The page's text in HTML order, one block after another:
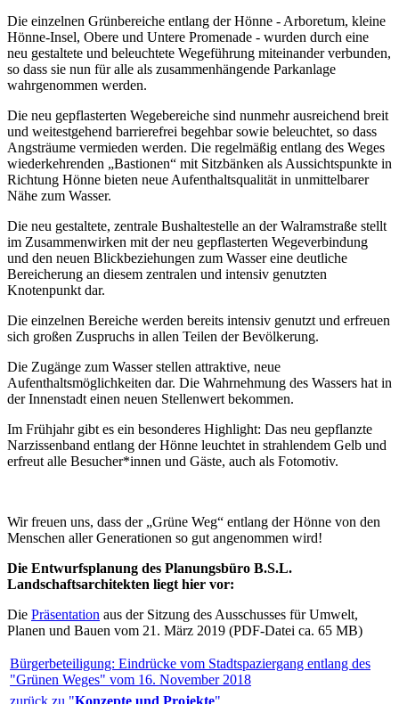
Die einzelnen Grünbereiche entlang der Hönne - Arboretum, kleine
Hönne-Insel, Obere und Untere Promenade - wurden durch eine
neu gestaltete und beleuchtete Wegeführung miteinander verbunden,
so dass sie nun für alle als zusammenhängende Parkanlage
wahrgenommen werden.
Die neu gepflasterten Wegebereiche sind nunmehr ausreichend breit
und weitestgehend barrierefrei begehbar sowie beleuchtet, so dass
Angsträume vermieden werden. Die regelmäßig entlang des Weges
wiederkehrenden „Bastionen“ mit Sitzbänken als Aussichtspunkte in
Richtung Hönne bieten neue Aufenthaltsqualität in unmittelbarer
Nähe zum Wasser.
Die neu gestaltete, zentrale Bushaltestelle an der Walramstraße stellt
im Zusammenwirken mit der neu gepflasterten Wegeverbindung
und den neuen Blickbeziehungen zum Wasser eine deutliche
Bereicherung an diesem zentralen und intensiv genutzten
Knotenpunkt dar.
Die einzelnen Bereiche werden bereits intensiv genutzt und erfreuen
sich großen Zuspruchs in allen Teilen der Bevölkerung.
Die Zugänge zum Wasser stellen attraktive, neue
Aufenthaltsmöglichkeiten dar. Die Wahrnehmung des Wassers hat in
der Innenstadt einen neuen Stellenwert bekommen.
Im Frühjahr gibt es ein besonderes Highlight: Das neu gepflanzte
Narzissenband entlang der Hönne leuchtet in strahlendem Gelb und
erfreut alle Besucher*innen und Gäste, auch als Fotomotiv.
Wir freuen uns, dass der „Grüne Weg“ entlang der Hönne von den
Menschen aller Generationen so gut angenommen wird!
Die Entwurfsplanung des Planungsbüro B.S.L.
Landschaftsarchitekten liegt hier vor:
Die Präsentation aus der Sitzung des Ausschusses für Umwelt,
Planen und Bauen vom 21. März 2019 (PDF-Datei ca. 65 MB)
Bürgerbeteiligung: Eindrücke vom Stadtspaziergang entlang des
"Grünen Weges" vom 16. November 2018